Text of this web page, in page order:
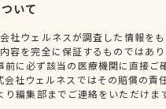
いて
社ウェルネスが調査した情報を
容を完全に保証するものではあ
に必ず該当の医療機関に直接ご
社ウェルネスではその賠償の責
編集部までご連絡をいただけま